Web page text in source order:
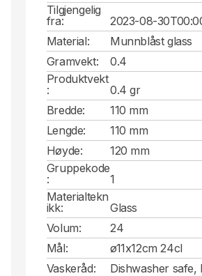
Tilgjengelig
fra:
2023-08-
Material:
Munnblåst glass
Gramvekt:
0.4
Produktvekt
:
0.4 gr
Bredde:
110 mm
Lengde:
110 mm
Høyde:
120 mm
Gruppekode
:
1
Materialtekn
ikk:
Glass
Volum:
24
Mål:
ø11x12cm 24cl
Vaskeråd:
Dishwasher safe,